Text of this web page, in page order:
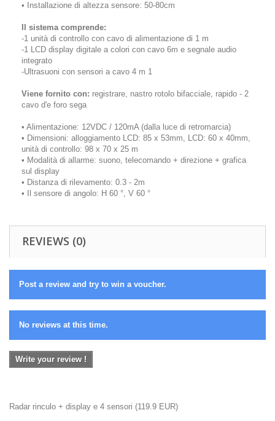
• Installazione di altezza sensore: 50-80cm
Il sistema comprende:
-1 unità di controllo con cavo di alimentazione di 1 m
-1 LCD display digitale a colori con cavo 6m e segnale audio
integrato
-Ultrasuoni con sensori a cavo 4 m 1
Viene fornito con: registrare, nastro rotolo bifacciale, rapido - 2
cavo d'e foro sega
• Alimentazione: 12VDC / 120mA (dalla luce di retromarcia)
• Dimensioni: alloggiamento LCD: 85 x 53mm, LCD: 60 x 40mm,
unità di controllo: 98 x 70 x 25 m
• Modalità di allarme: suono, telecomando + direzione + grafica
sul display
• Distanza di rilevamento: 0.3 - 2m
• Il sensore di angolo: H 60 °, V 60 °
REVIEWS (0)
Post a review and try to win a voucher.
No reviews at this time.
Write your review !
Radar rinculo + display e 4 sensori (119.9 EUR)